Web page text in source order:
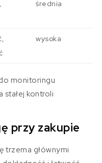
średnia
wysoka
monitoringu
stałej kontroli
przy zakupie
trzema głównymi